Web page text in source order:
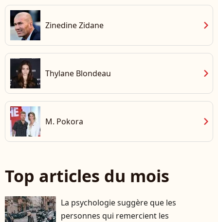
Zinedine Zidane chevron_right
Thylane Blondeau chevron_right
M. Pokora chevron_right
Top articles du mois
La psychologie suggère que les
personnes qui remercient les